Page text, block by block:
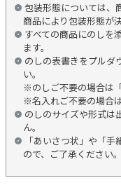
包装形態については、
商品により包装形態が
すべての商品にのしを
ます。
のしの表書きをプルダ
い。
※のしご不要の場合は
※名入れご不要の場合
のしのサイズや形式は
ん。
「あいさつ状」や「
ので、ご了承ください。